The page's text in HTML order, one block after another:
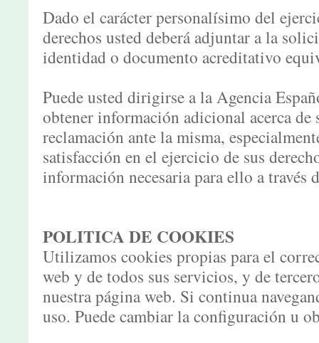
Dado el carácter personalísimo del
derechos usted deberá adjuntar a la
identidad o documento acreditativo
Puede usted dirigirse a la Agencia
obtener información adicional acerca de
reclamación ante la misma,
satisfacción en el ejercicio de sus
información necesaria para ello a través
POLITICA DE COOKIES
Utilizamos cookies propias para el
web y de todos sus servicios, y de
nuestra página web. Si continua
uso. Puede cambiar la configuración u